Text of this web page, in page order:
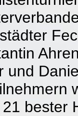
und
bester